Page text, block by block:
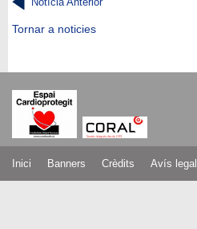
Tornar a noticies
Inici Banners Crèdits Avís legal